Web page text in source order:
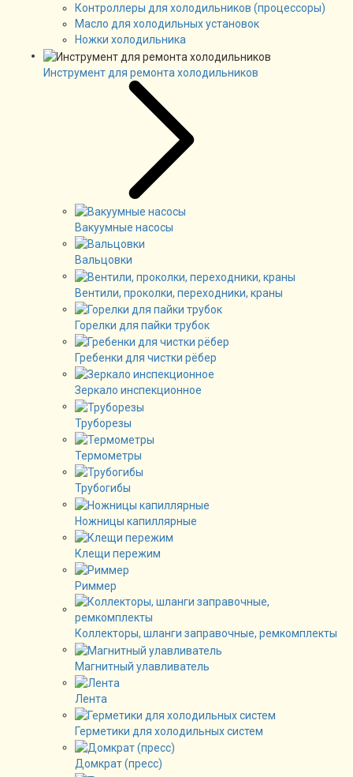
Контроллеры для холодильников (процессоры)
Масло для холодильных установок
Ножки холодильника
Инструмент для ремонта холодильников
Вакуумные насосы
Вальцовки
Вентили, проколки, переходники, краны
Горелки для пайки трубок
Гребенки для чистки рёбер
Зеркало инспекционное
Труборезы
Термометры
Трубогибы
Ножницы капиллярные
Клещи пережим
Риммер
Коллекторы, шланги заправочные, ремкомплекты
Магнитный улавливатель
Лента
Герметики для холодильных систем
Домкрат (пресс)